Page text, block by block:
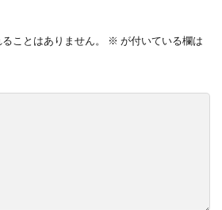
ことはありません。 ※ が付いている欄は